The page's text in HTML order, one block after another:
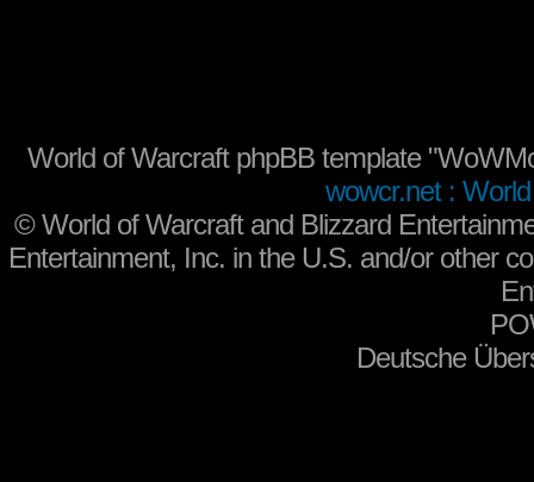
World of Warcraft phpBB template
wowcr.net :
©World of Warcraft and Blizzard
Entertainment, Inc. in the U.S. and/or other
Deutsche